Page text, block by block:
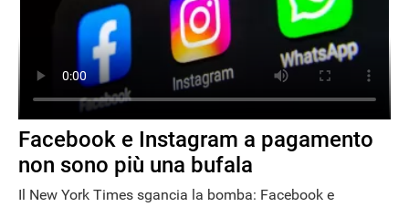
Facebook e Instagram a pagamento
non sono più una bufala
Il New York Times sgancia la bomba: Facebook e